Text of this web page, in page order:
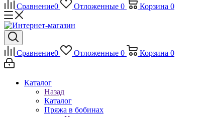
Сравнение0 Отложенные 0 Корзина 0
Сравнение0 Отложенные 0 Корзина 0
Каталог
Назад
Каталог
Пряжа в бобинах